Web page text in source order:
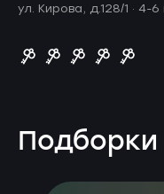
ул. Кирова, д.128/1 · 4-6
Подборки